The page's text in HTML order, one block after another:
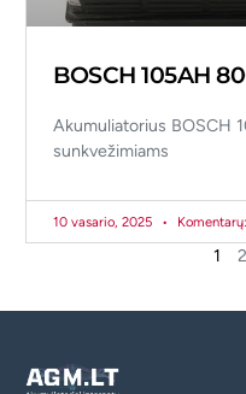
BOSCH 105AH
Akumuliatorius BOSCH
sunkvežimiams
10 vasario, 2025
1 2